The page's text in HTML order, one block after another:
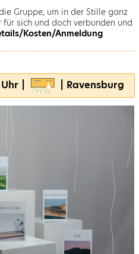
Gruppe, um in der Stille ganz
sich und doch verbunden und
Kosten/Anmeldung
| | Ravensburg